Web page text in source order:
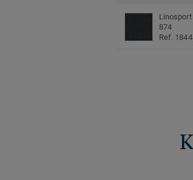
Linosport
874
Ref.